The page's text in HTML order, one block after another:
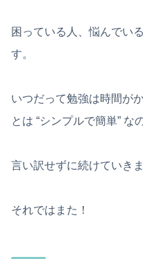
困っている人、悩んでい
す。
いつだって勉強は時間が
とは “シンプルで簡単” な
言い訳せずに続けていきま
それではまた！